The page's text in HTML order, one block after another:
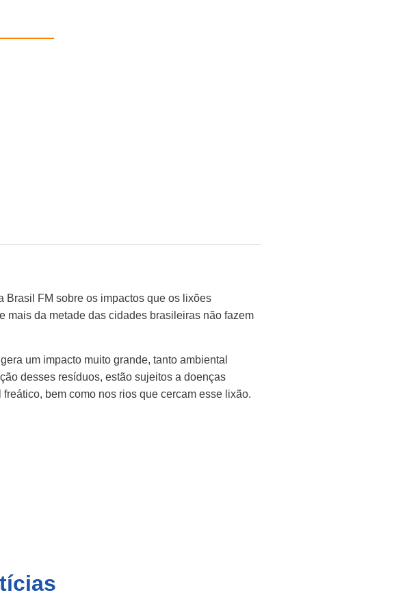
Brasil FM sobre os impactos que os lixões
mais da metade das cidades brasileiras não fazem
um impacto muito grande, tanto ambiental
desses resíduos, estão sujeitos a doenças
bem como nos rios que cercam esse lixão.